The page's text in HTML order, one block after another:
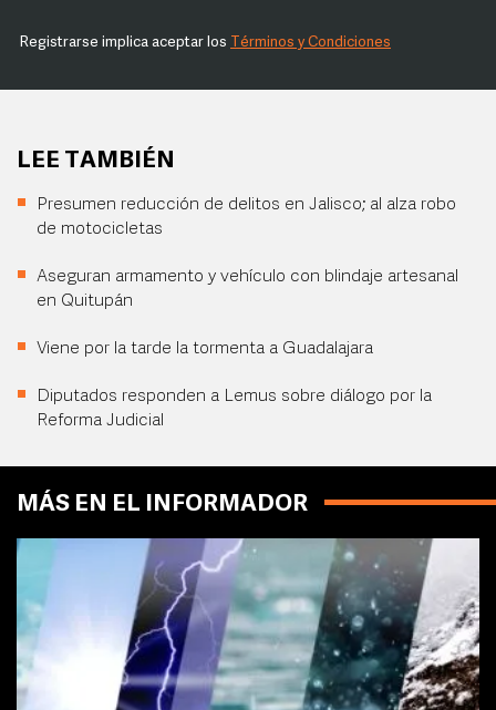
Registrarse implica aceptar los Términos y Condiciones
LEE TAMBIÉN
Presumen reducción de delitos en Jalisco; al alza robo
de motocicletas
Aseguran armamento y vehículo con blindaje artesanal
en Quitupán
Viene por la tarde la tormenta a Guadalajara
Diputados responden a Lemus sobre diálogo por la
Reforma Judicial
MÁS EN EL INFORMADOR